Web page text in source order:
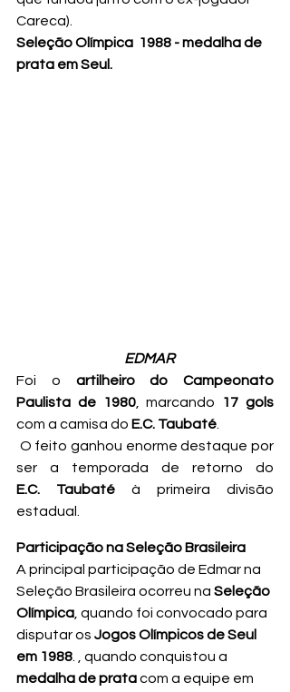
Careca).
Seleção Olímpica  1988 - medalha de
prata em Seul.
EDMAR
Foi o artilheiro do Campeonato
Paulista de 1980, marcando
com a camisa do E.C. Taubaté
E.C. Taubaté à primeira divisão
estadual.
Participação na Seleção Brasileira
A principal participação de Edmar na
Seleção Brasileira ocorreu na Seleção
Olímpica , quando foi convocado para
disputar os Jogos Olímpicos de Seul
em 1988 . , quando conquistou a
medalha de prata com a equipe em